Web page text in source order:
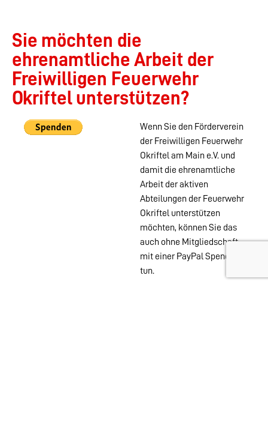
Sie möchten die
ehrenamtliche Arbeit der
Freiwilligen Feuerwehr
Okriftel unterstützen?
Wenn Sie den Förderverein
der Freiwilligen Feuerwehr
Okriftel am Main e.V. und
damit die ehrenamtliche
Arbeit der aktiven
Abteilungen der Feuerwehr
Okriftel unterstützen
möchten, können Sie das
auch ohne Mitgliedschaft
mit einer PayPal Spende
tun.